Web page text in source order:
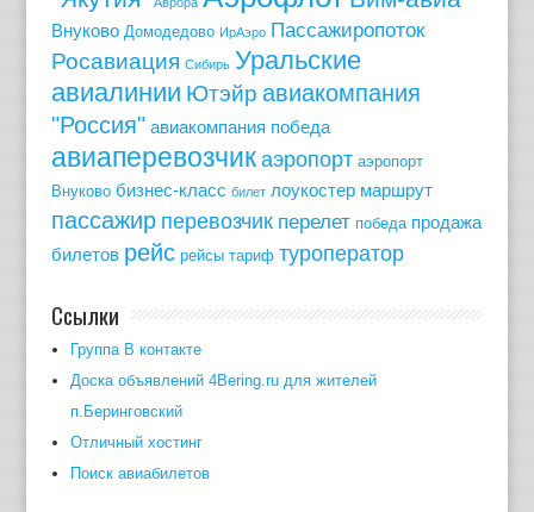
Внуково Домодедово ИрАэро Пассажиропоток
Росавиация Сибирь Уральские
авиалинии Ютэйр авиакомпания
"Россия" авиакомпания победа
авиаперевозчик аэропорт аэропорт
Внуково бизнес-класс билет лоукостер маршрут
пассажир перевозчик перелет победа продажа
билетов рейс рейсы тариф туроператор
Ссылки
Группа В контакте
Доска объявлений 4Bering.ru для жителей
п.Беринговский
Отличный хостинг
Поиск авиабилетов